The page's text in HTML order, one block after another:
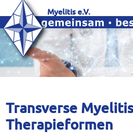
Myelitis e.V.
Transverse
Therapieformen